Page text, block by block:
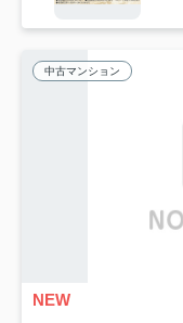
中古マンション
NEW